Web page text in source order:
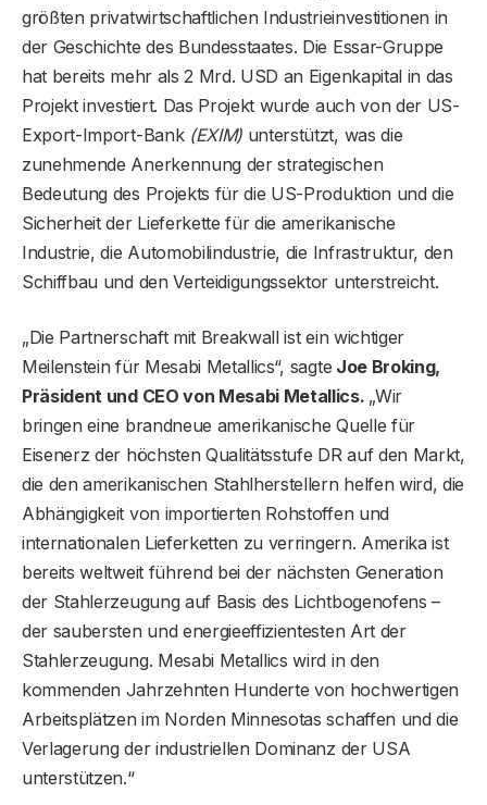
größten privatwirtschaftlichen Industrieinvestitionen in
der Geschichte des Bundesstaates. Die Essar-Gruppe
hat bereits mehr als 2 Mrd. USD an Eigenkapital in das
Projekt investiert. Das Projekt wurde auch von der US-
Export-Import-Bank (EXIM) unterstützt, was die
zunehmende Anerkennung der strategischen
Bedeutung des Projekts für die US-Produktion und die
Sicherheit der Lieferkette für die amerikanische
Industrie, die Automobilindustrie, die Infrastruktur, den
Schiffbau und den Verteidigungssektor unterstreicht.
„Die Partnerschaft mit Breakwall ist ein wichtiger
Meilenstein für Mesabi Metallics“, sagte Joe Broking,
Präsident und CEO von Mesabi Metallics. „Wir
bringen eine brandneue amerikanische Quelle für
Eisenerz der höchsten Qualitätsstufe DR auf den Markt,
die den amerikanischen Stahlherstellern helfen wird, die
Abhängigkeit von importierten Rohstoffen und
internationalen Lieferketten zu verringern. Amerika ist
bereits weltweit führend bei der nächsten Generation
der Stahlerzeugung auf Basis des Lichtbogenofens –
der saubersten und energieeffizientesten Art der
Stahlerzeugung. Mesabi Metallics wird in den
kommenden Jahrzehnten Hunderte von hochwertigen
Arbeitsplätzen im Norden Minnesotas schaffen und die
Verlagerung der industriellen Dominanz der USA
unterstützen.“